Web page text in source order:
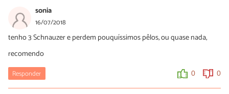
26/02/2019
Exatamente, tive uma sheepdog, e mesmo com aquele tamanho
e quantidade de pelos, quando escovava mal ficava pelo na
escova. No banho, também não soltava quase nada. O único
fica mais prático. Era uma graça, foi brincalhona mesmo já idosa.
0 0
sonia
16/07/2018
tenho 3 Schnauzer e perdem pouquíssimos pêlos, ou quase nada,
recomendo
Responder 0 0